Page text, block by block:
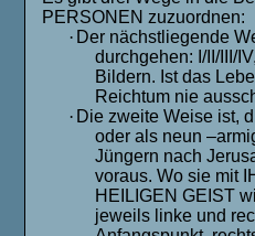
PERSONEN zuzuordnen:
· Der nächstliegende
durchgehen: I/II/III/
Bildern. Ist das
Reichtum nie
· Die zweite Weise ist,
oder als neun
Jüngern nach
voraus. Wo sie mit
HEILIGEN GEIST
jeweils linke und